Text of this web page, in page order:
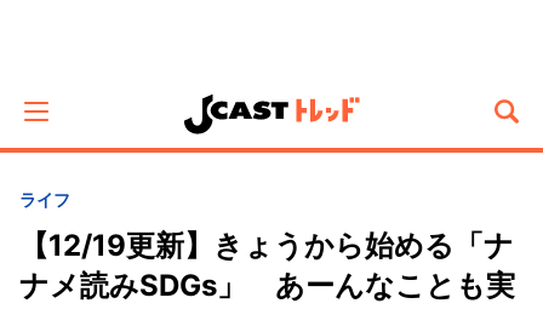
ライフ
【12/19更新】きょうから始める「ナ
ナメ読みSDGs」 あーんなことも実